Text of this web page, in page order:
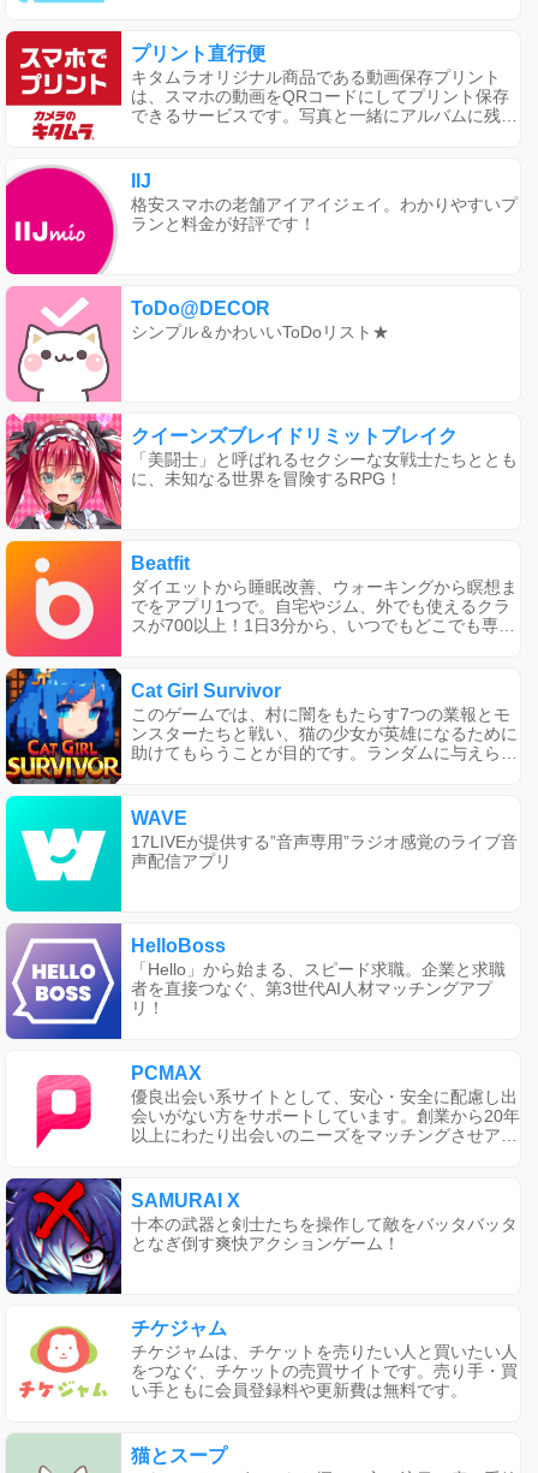
プリント直行便
キタムラオリジナル商品である動画保存プリント
は、スマホの動画をQRコードにしてプリント保存
できるサービスです。写真と一緒にアルバムに残せ
プレゼントにもおすすめです。また、キタムラのプ
リント直行便アプリでは、スマホで簡単に写真プリ
ントを注文できます。最短10分で受け取れる高品質
なプリントや店頭受取での確認、送料無料の宅配受
IIJ
格安スマホの老舗アイアイジェイ。わかりやすいプ
ランと料金が好評です！
ToDo@DECOR
シンプル＆かわいいToDoリスト★
クイーンズブレイドリミットブレイク
「美闘士」と呼ばれるセクシーな女戦士たちととも
に、未知なる世界を冒険するRPG！
Beatfit
ダイエットから睡眠改善、ウォーキングから瞑想ま
でをアプリ1つで。自宅やジム、外でも使えるクラ
スが700以上！1日3分から、いつでもどこでも専属
Cat Girl Survivor
このゲームでは、村に闇をもたらす7つの業報とモ
ンスターたちと戦い、猫の少女が英雄になるために
助けてもらうことが目的です。ランダムに与えられ
長しましょう。強力なボスにも立ち向かい、猫の少
女を自分のスタイルで育ててください。この本格的
なラストログライクサバイバルRPGで、果てしなく
打ち破り、成長し、生き残りましょう。
WAVE
17LIVEが提供する”音声専用”ラジオ感覚のライブ音
声配信アプリ
HelloBoss
「Hello」から始まる、スピード求職。企業と求職
者を直接つなぐ、第3世代AI人材マッチングアプ
リ！
PCMAX
優良出会い系サイトとして、安心・安全に配慮し出
会いがない方をサポートしています。創業から20年
以上にわたり出会いのニーズをマッチングさせアプ
SAMURAI X
十本の武器と剣士たちを操作して敵をバッタバッタ
となぎ倒す爽快アクションゲーム！
チケジャム
チケジャムは、チケットを売りたい人と買いたい人
をつなぐ、チケットの売買サイトです。売り手・買
い手ともに会員登録料や更新費は無料です。
猫とスープ